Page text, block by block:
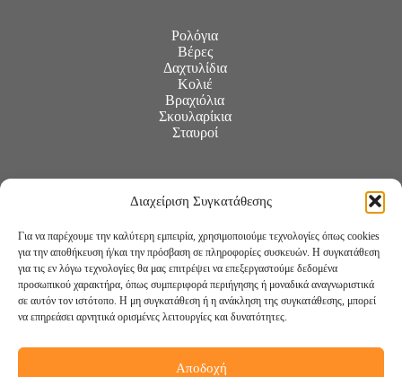
Διαχείριση Συγκατάθεσης
Για να παρέχουμε την καλύτερη εμπειρία, χρησιμοποιούμε τεχνολογίες όπως cookies
για την αποθήκευση ή/και την πρόσβαση σε πληροφορίες συσκευών. Η συγκατάθεση
για τις εν λόγω τεχνολογίες θα μας επιτρέψει να επεξεργαστούμε δεδομένα
προσωπικού χαρακτήρα, όπως συμπεριφορά περιήγησης ή μοναδικά αναγνωριστικά
σε αυτόν τον ιστότοπο. Η μη συγκατάθεση ή η ανάκληση της συγκατάθεσης, μπορεί
να επηρεάσει αρνητικά ορισμένες λειτουργίες και δυνατότητες.
Αποδοχή
Ρολόγια
Βέρες
Δαχτυλίδια
Κολιέ
Βραχιόλια
Σκουλαρίκια
Σταυροί